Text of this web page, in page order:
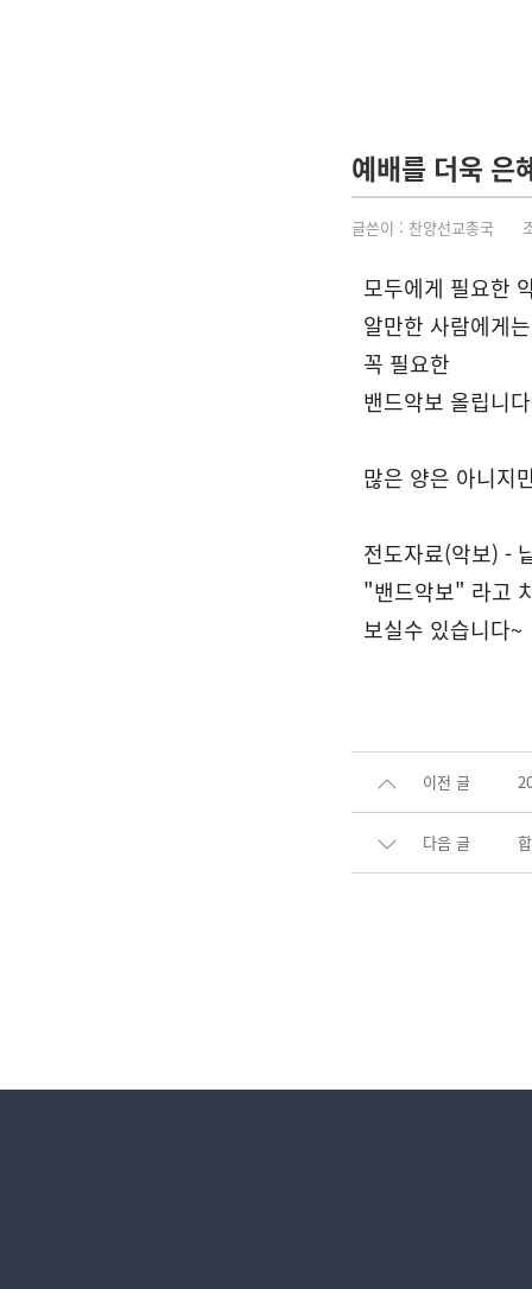
예배를 더욱 은
글쓴이 : 찬양선교총국
모두에게 필요한
알만한 사람에게
꼭 필요한
밴드악보 올립니
많은 양은 아니지
전도자료(악보) -
"밴드악보" 라고
보실수 있습니다~
이전 글
다음 글